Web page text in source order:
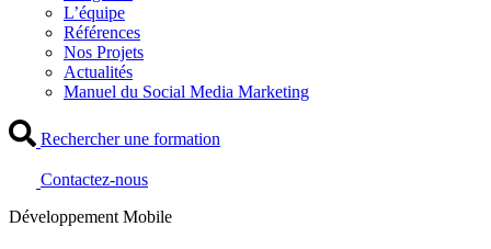
L’équipe
Références
Nos Projets
Actualités
Manuel du Social Media Marketing
Rechercher une formation
Contactez-nous
Développement Mobile